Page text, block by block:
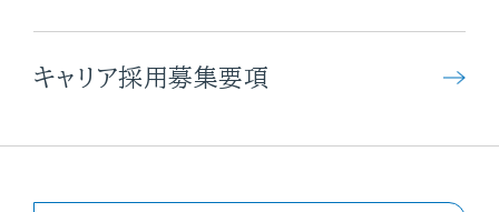
キャリア採用募集要項